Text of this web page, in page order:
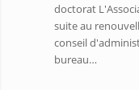
doctorat
suite au
conseil
bureau…